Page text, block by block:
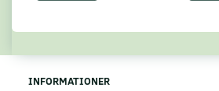
INFORMATIONER